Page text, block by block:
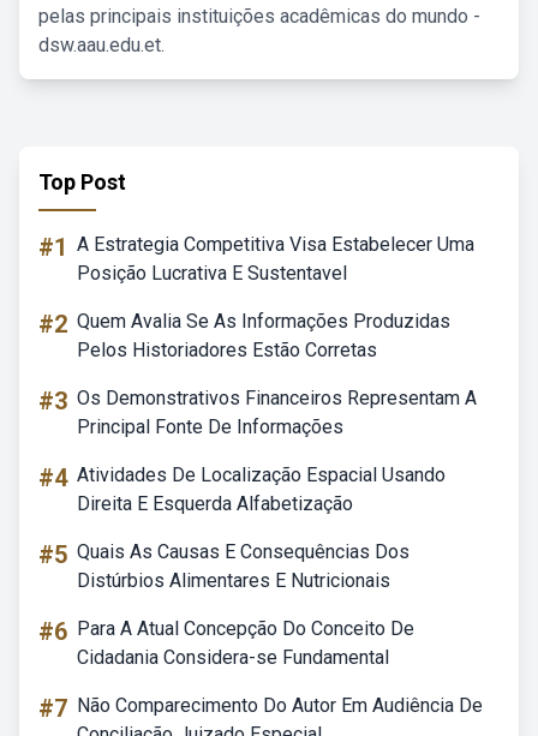
pelas principais instituições acadêmicas do mundo -
dsw.aau.edu.et.
Top Post
#1 A Estrategia Competitiva Visa Estabelecer Uma
Posição Lucrativa E Sustentavel
#2 Quem Avalia Se As Informações Produzidas
Pelos Historiadores Estão Corretas
#3 Os Demonstrativos Financeiros Representam A
Principal Fonte De Informações
#4 Atividades De Localização Espacial Usando
Direita E Esquerda Alfabetização
#5 Quais As Causas E Consequências Dos
Distúrbios Alimentares E Nutricionais
#6 Para A Atual Concepção Do Conceito De
Cidadania Considera-se Fundamental
#7 Não Comparecimento Do Autor Em Audiência De